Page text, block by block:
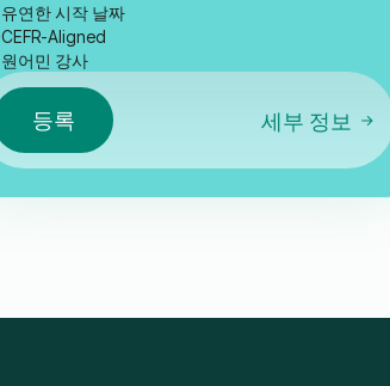
유연한 시작 날짜
CEFR-Aligned
원어민 강사
등록 세부 정보